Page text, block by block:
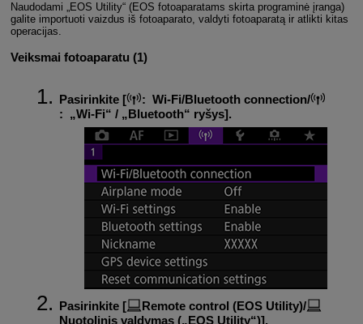
Naudodami „EOS Utility“ (EOS fotoaparatams skirta programinė įranga)
galite importuoti vaizdus iš fotoaparato, valdyti fotoaparatą ir atlikti kitas
operacijas.
Veiksmai fotoaparatu (1)
Pasirinkite [ : Wi-Fi/Bluetooth connection/
: „Wi-Fi“ / „Bluetooth“ ryšys].
Pasirinkite [ Remote control (EOS Utility)/
Nuotolinis valdymas („EOS Utility“)].